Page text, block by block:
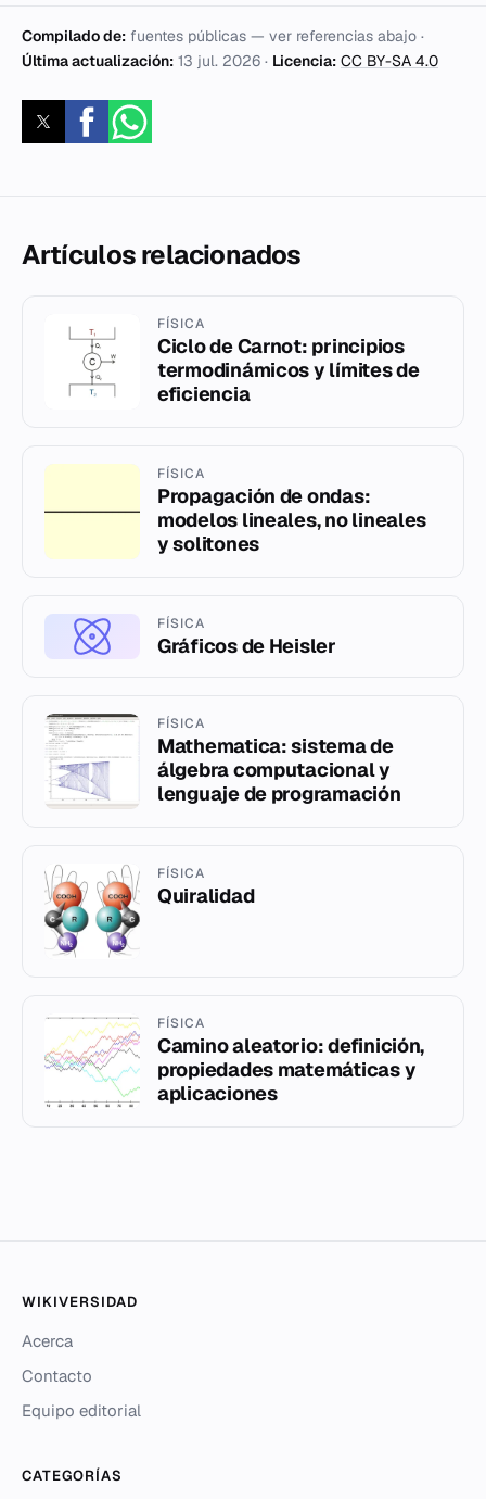
Compilado de: fuentes públicas — ver referencias abajo ·
Última actualización: 13 jul. 2026 · Licencia: CC BY-SA 4.0
Artículos relacionados
FÍSICA
Ciclo de Carnot: principios
termodinámicos y límites de
eficiencia
FÍSICA
Propagación de ondas:
modelos lineales, no lineales
y solitones
FÍSICA
Gráficos de Heisler
FÍSICA
Mathematica: sistema de
álgebra computacional y
lenguaje de programación
FÍSICA
Quiralidad
FÍSICA
Camino aleatorio: definición,
propiedades matemáticas y
aplicaciones
WIKIVERSIDAD
Acerca
Contacto
Equipo editorial
CATEGORÍAS